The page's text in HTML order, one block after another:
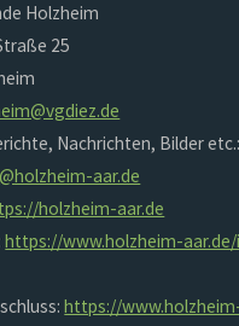
Holzheim
25
Nachrichten, Bilder etc.:
aar.de
holzheim-aar.de
https://www.holzheim-
https://